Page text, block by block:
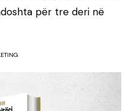
për tre deri në